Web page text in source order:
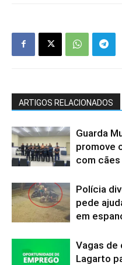
ARTIGOS RELACIONADOS
Guarda
promove
com cães
Polícia
pede
em
Vagas de
Lagarto